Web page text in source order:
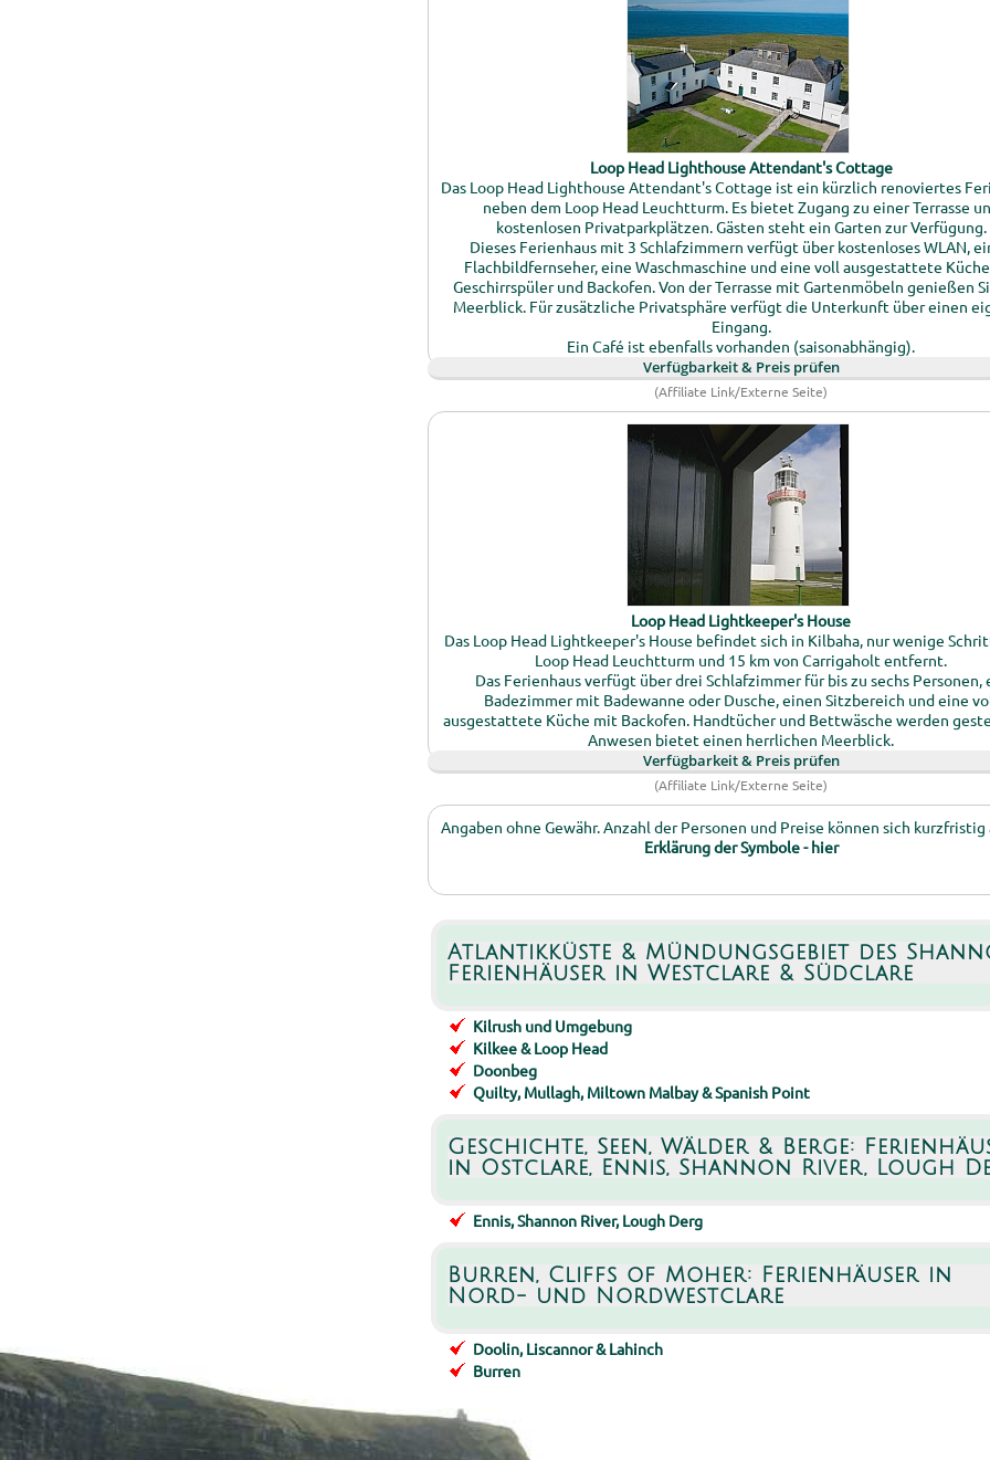
Loop Head Lighthouse Attendant's Cottage
Das Loop Head Lighthouse Attendant's Cottage ist ein kürzlich renoviertes
neben dem Loop Head Leuchtturm. Es bietet Zugang zu einer Terrasse
kostenlosen Privatparkplätzen. Gästen steht ein Garten zur Verfügung.
Dieses Ferienhaus mit 3 Schlafzimmern verfügt über kostenloses WLAN,
Flachbildfernseher, eine Waschmaschine und eine voll ausgestattete
Geschirrspüler und Backofen. Von der Terrasse mit Gartenmöbeln genießen
Meerblick. Für zusätzliche Privatsphäre verfügt die Unterkunft über einen
Eingang.
Ein Café ist ebenfalls vorhanden (saisonabhängig).
Verfügbarkeit & Preis prüfen
(Affiliate Link/Externe Seite)
Loop Head Lightkeeper's House
Das Loop Head Lightkeeper's House befindet sich in Kilbaha, nur wenige
Loop Head Leuchtturm und 15 km von Carrigaholt entfernt.
Das Ferienhaus verfügt über drei Schlafzimmer für bis zu sechs Personen,
Badezimmer mit Badewanne oder Dusche, einen Sitzbereich und eine
ausgestattete Küche mit Backofen. Handtücher und Bettwäsche werden
Anwesen bietet einen herrlichen Meerblick.
Verfügbarkeit & Preis prüfen
(Affiliate Link/Externe Seite)
Angaben ohne Gewähr. Anzahl der Personen und Preise können sich kurzfristig
Erklärung der Symbole - hier
Atlantikküste & Mündungsgebiet des
Ferienhäuser in Westclare & Südclare
Kilrush und Umgebung
Kilkee & Loop Head
Doonbeg
Quilty, Mullagh, Miltown Malbay & Spanish Point
Geschichte, Seen, Wälder & Berge:
in Ostclare, Ennis, Shannon River, Lough
Ennis, Shannon River, Lough Derg
Burren, Cliffs of Moher: Ferienhäuser in
Nord- und Nordwestclare
Doolin, Liscannor & Lahinch
Burren